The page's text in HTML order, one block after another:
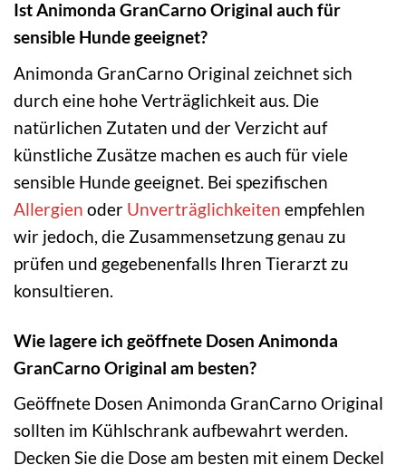
Ist Animonda GranCarno Original auch für
sensible Hunde geeignet?
Animonda GranCarno Original zeichnet sich
durch eine hohe Verträglichkeit aus. Die
natürlichen Zutaten und der Verzicht auf
künstliche Zusätze machen es auch für viele
sensible Hunde geeignet. Bei spezifischen
Allergien oder Unverträglichkeiten empfehlen
wir jedoch, die Zusammensetzung genau zu
prüfen und gegebenenfalls Ihren Tierarzt zu
konsultieren.
Wie lagere ich geöffnete Dosen Animonda
GranCarno Original am besten?
Geöffnete Dosen Animonda GranCarno Original
sollten im Kühlschrank aufbewahrt werden.
Decken Sie die Dose am besten mit einem Deckel